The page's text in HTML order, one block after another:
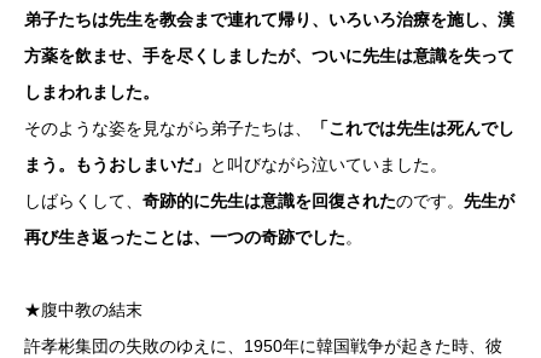
弟子たちは先生を教会まで連れて帰り、いろいろ治療を施し、漢
方薬を飲ませ、手を尽くしましたが、ついに先生は意識を失って
しまわれました。
そのような姿を見ながら弟子たちは、
「これでは先生は死んでし
まう。もうおしまいだ」 と叫びながら泣いていました。
しばらくして、 奇跡的に先生は意識を回復されたのです。 先生が
再び生き返ったことは、一つの奇跡でした。
★腹中教の結末
許孝彬集団の失敗のゆえに、1950年に韓国戦争が起きた時、彼